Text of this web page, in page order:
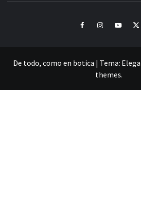
FacebookInstagramYoutube
De todo, como en botica | Tema:
themes.